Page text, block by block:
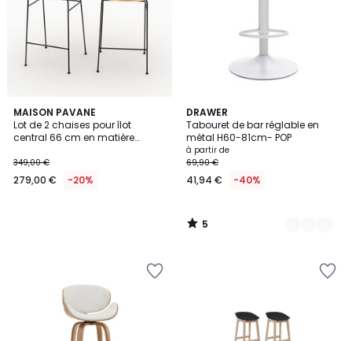
MAISON PAVANE
Lot de 2 chaises pour îlot
central 66 cm en matière
349,00 €
279,00 € -20%
DRAWER
Tabouret de bar réglable en
métal H60-81cm- POP
à partir de
69,90 €
41,94 € -40%
5
/
5
3
Couleurs
5
/